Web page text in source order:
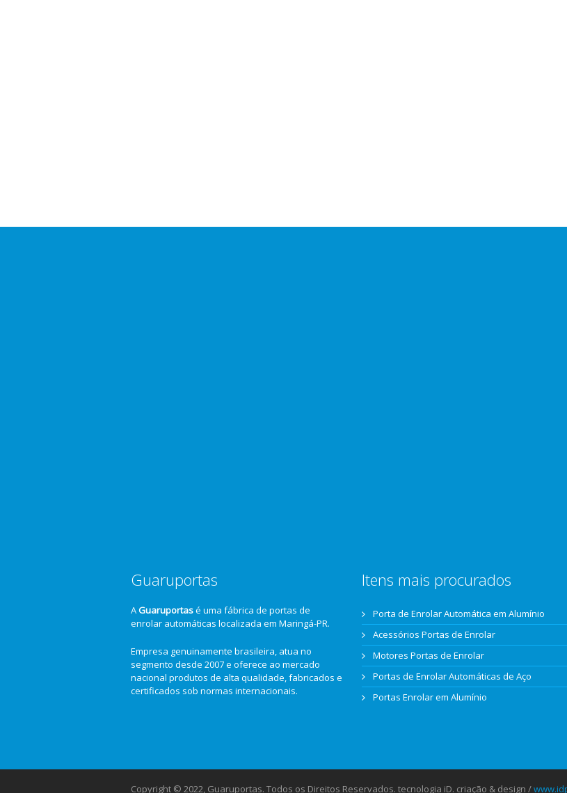
Guaruportas
AGuaruportasé uma fábrica de portas de
enrolar automáticas localizada em Maringá-PR.
Empresa genuinamente brasileira, atua no
segmento desde 2007 e oferece ao mercado
nacional produtos de alta qualidade, fabricados e
certificados sob normas internacionais.
Itens mais procurados
Porta de Enrolar Automática em Alumínio
Acessórios Portas de Enrolar
Motores Portas de Enrolar
Portas de Enrolar Automáticas de Aço
Portas Enrolar em Alumínio
Copyright © 2022, Guaruportas. Todos os Direitos Reservados. tecnologia iD. criação & design /